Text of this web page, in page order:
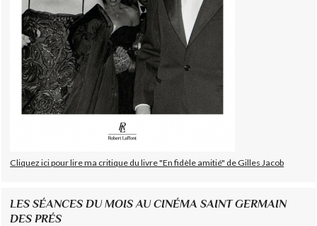
Cliquez ici pour lire ma critique du livre "En fidèle amitié" de Gilles Jacob
LES SÉANCES DU MOIS AU CINÉMA SAINT GERMAIN
DES PRÉS